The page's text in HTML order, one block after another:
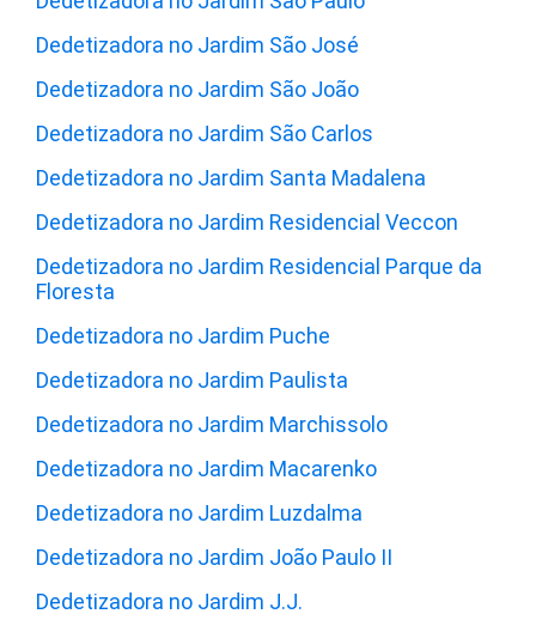
Dedetizadora no Jardim São José
Dedetizadora no Jardim São João
Dedetizadora no Jardim São Carlos
Dedetizadora no Jardim Santa Madalena
Dedetizadora no Jardim Residencial Veccon
Dedetizadora no Jardim Residencial Parque da
Floresta
Dedetizadora no Jardim Puche
Dedetizadora no Jardim Paulista
Dedetizadora no Jardim Marchissolo
Dedetizadora no Jardim Macarenko
Dedetizadora no Jardim Luzdalma
Dedetizadora no Jardim João Paulo II
Dedetizadora no Jardim J.J.